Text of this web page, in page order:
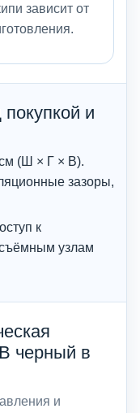
зависит от
и
(Ш × Г × В).
зазоры,
к
узлам
черный в
и